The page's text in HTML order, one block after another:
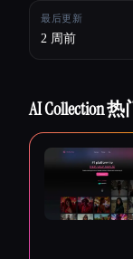
最后更新
2 周前
AI Collection